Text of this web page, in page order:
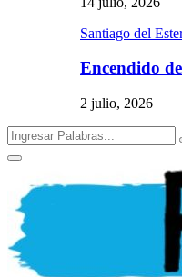
Santiago del
Encendido
2 julio, 2026
Search
for:
Primary